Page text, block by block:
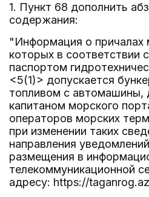
1. Пункт 68 дополнить
содержания:
"Информация о причалах
которых в соответствии
паспортом
<5(1)> допускается
топливом с автомашины,
капитаном морского
операторов морских
при изменении таких
направления
размещения в
телекоммуникационной
адресу: https://